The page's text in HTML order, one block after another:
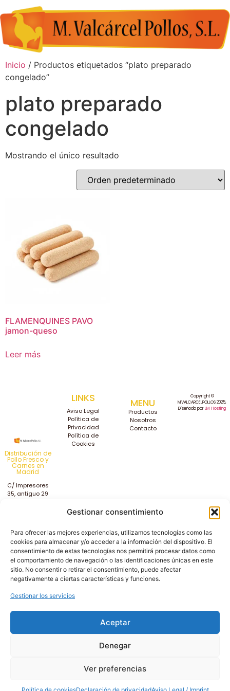
Gestionar consentimiento
Para ofrecer las mejores experiencias, utilizamos tecnologías como las
cookies para almacenar y/o acceder a la información del dispositivo. El
consentimiento de estas tecnologías nos permitirá procesar datos como
el comportamiento de navegación o las identificaciones únicas en este
sitio. No consentir o retirar el consentimiento, puede afectar
negativamente a ciertas características y funciones.
Gestionar los servicios
Aceptar
Denegar
Ver preferencias
Inicio / Productos etiquetados “plato preparado
congelado”
plato preparado
congelado
Mostrando el único resultado
FLAMENQUINES PAVO
jamon-queso
Leer más
Distribución de
Pollo Fresco y
Carnes en
Madrid
C/ Impresores
35, antiguo 29
Teléfono:
91 681
70 12
Horario: de 8:00
a 14:00
PUESTO
MERCAMADRID
Nave de
Puesto 15
LINKS
Aviso Legal
Política de
Privacidad
Política de
Cookies
MENU
Productos
Nosotros
Contacto
Copyright ©
MVALCARCELPOLLOS 2025,
Diseñodo porLM Hosting